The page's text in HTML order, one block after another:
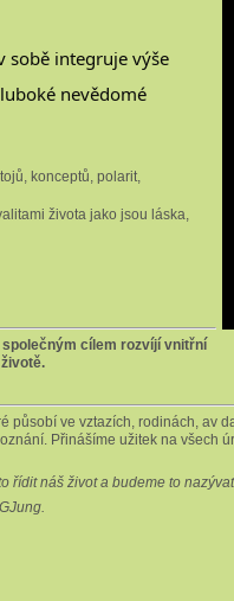
sobě integruje výše
nevědomé
konceptů, polarit,
života jako jsou láska,
cílem rozvíjí vnitřní
ve vztazích, rodinách, av
Přinášíme užitek na všech
řídit náš život a budeme to